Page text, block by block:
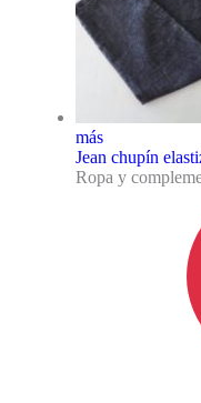
más
Jean chupín
Ropa y